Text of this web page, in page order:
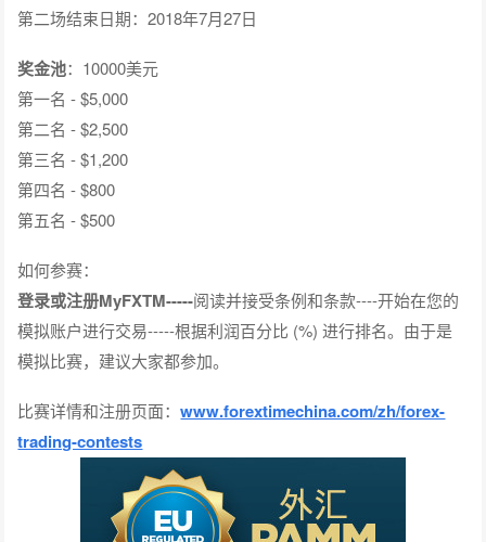
第二场结束日期：2018年7月27日
奖金池：10000美元
第一名 - $5,000
第二名 - $2,500
第三名 - $1,200
第四名 - $800
第五名 - $500
如何参赛：
登录或注册MyFXTM-----阅读并接受条例和条款----开始在您的
模拟账户进行交易-----根据利润百分比 (%) 进行排名。由于是
模拟比赛，建议大家都参加。
比赛详情和注册页面：www.forextimechina.com/zh/forex-
trading-contests